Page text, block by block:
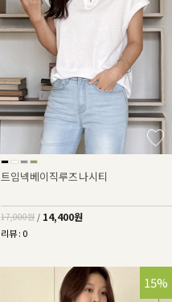
트임넥베이직루즈나시티
17,000원 / 14,400원
리뷰 : 0
15%